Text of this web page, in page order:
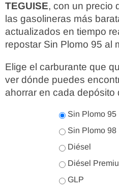
TEGUISE, con un precio
las gasolineras más
actualizados en tiempo
repostar Sin Plomo 95 al
Elige el carburante que
ver dónde puedes
ahorrar en cada depósito
Sin Plomo 95
Sin Plomo 98
Diésel
Diésel
GLP